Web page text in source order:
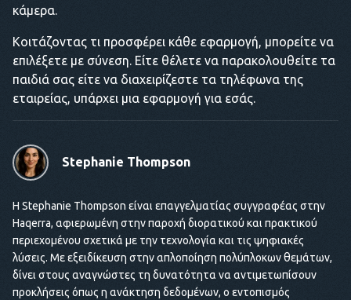
κάμερα.
Κοιτάζοντας τι προσφέρει κάθε εφαρμογή, μπορείτε να
επιλέξετε με σύνεση. Είτε θέλετε να παρακολουθείτε τα
παιδιά σας είτε να διαχειρίζεστε τα τηλέφωνα της
εταιρείας, υπάρχει μια εφαρμογή για εσάς.
Stephanie Thompson
Η Stephanie Thompson είναι επαγγελματίας συγγραφέας στην
Haqerra, αφιερωμένη στην παροχή διορατικού και πρακτικού
περιεχομένου σχετικά με την τεχνολογία και τις ψηφιακές
λύσεις. Με εξειδίκευση στην απλοποίηση πολύπλοκων θεμάτων,
δίνει στους αναγνώστες τη δυνατότητα να αντιμετωπίσουν
προκλήσεις όπως η ανάκτηση δεδομένων, ο εντοπισμός